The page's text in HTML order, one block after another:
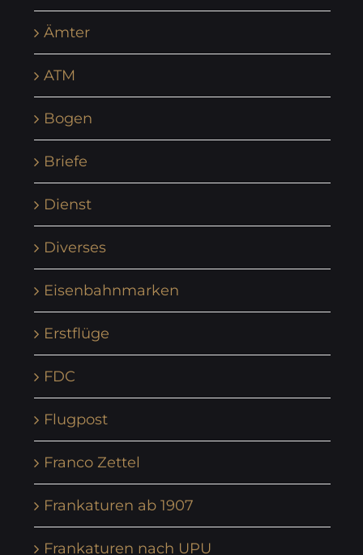
Ämter
ATM
Bogen
Briefe
Dienst
Diverses
Eisenbahnmarken
Erstflüge
FDC
Flugpost
Franco Zettel
Frankaturen ab 1907
Frankaturen nach UPU